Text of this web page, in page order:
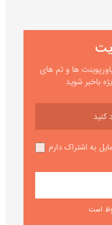
ها و تم های
باخبر شوید
به اشتراک دارم
است